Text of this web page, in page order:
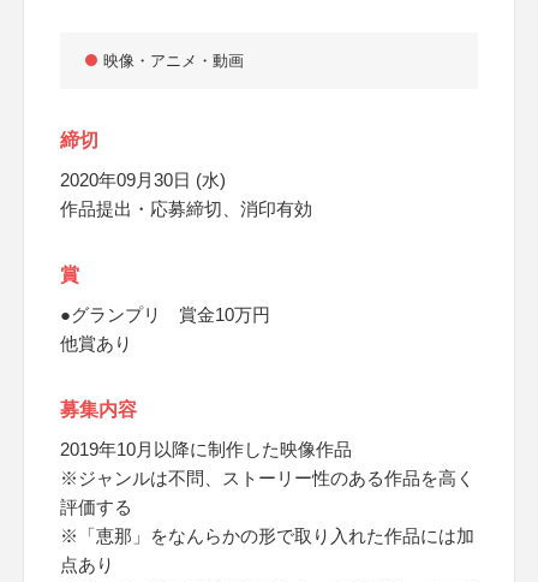
映像・アニメ・動画
締切
2020年09月30日 (水)
作品提出・応募締切、消印有効
賞
●グランプリ 賞金10万円
他賞あり
募集内容
2019年10月以降に制作した映像作品
※ジャンルは不問、ストーリー性のある作品を高く
評価する
※「恵那」をなんらかの形で取り入れた作品には加
点あり